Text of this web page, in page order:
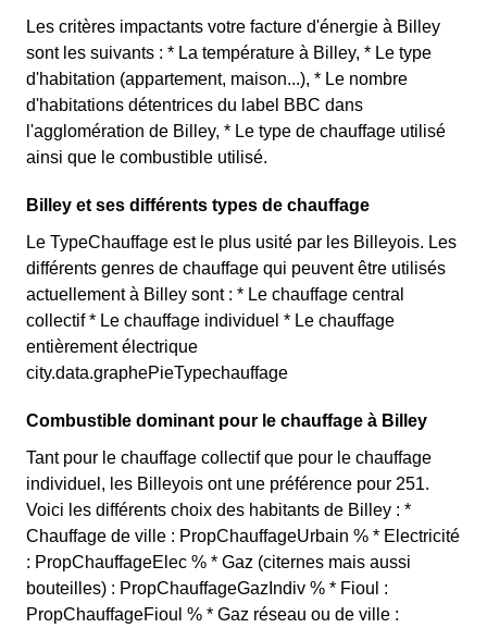
Les critères impactants votre facture d'énergie à Billey
sont les suivants : * La température à Billey, * Le type
d'habitation (appartement, maison...), * Le nombre
d'habitations détentrices du label BBC dans
l'agglomération de Billey, * Le type de chauffage utilisé
ainsi que le combustible utilisé.
Billey et ses différents types de chauffage
Le TypeChauffage est le plus usité par les Billeyois. Les
différents genres de chauffage qui peuvent être utilisés
actuellement à Billey sont : * Le chauffage central
collectif * Le chauffage individuel * Le chauffage
entièrement électrique
city.data.graphePieTypechauffage
Combustible dominant pour le chauffage à Billey
Tant pour le chauffage collectif que pour le chauffage
individuel, les Billeyois ont une préférence pour 251.
Voici les différents choix des habitants de Billey : *
Chauffage de ville : PropChauffageUrbain % * Electricité
: PropChauffageElec % * Gaz (citernes mais aussi
bouteilles) : PropChauffageGazIndiv % * Fioul :
PropChauffageFioul % * Gaz réseau ou de ville :